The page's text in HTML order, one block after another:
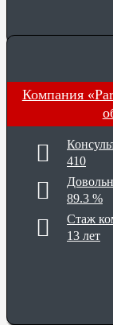
Компания
410
89.3 %
Стаж
13 лет